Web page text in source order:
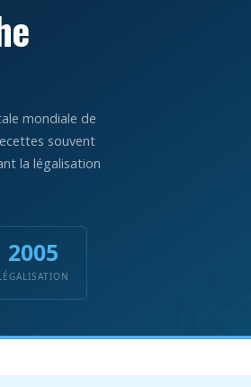
mondiale de
souvent
la légalisation
2005